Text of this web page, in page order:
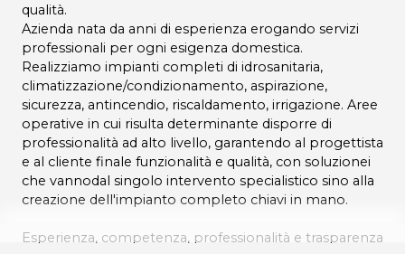
qualità.
Azienda nata da anni di esperienza erogando servizi
professionali per ogni esigenza domestica.
Realizziamo impianti completi di idrosanitaria,
climatizzazione/condizionamento, aspirazione,
sicurezza, antincendio, riscaldamento, irrigazione. Aree
operative in cui risulta determinante disporre di
professionalità ad alto livello, garantendo al progettista
e al cliente finale funzionalità e qualità, con soluzionei
che vannodal singolo intervento specialistico sino alla
creazione dell'impianto completo chiavi in mano.
Esperienza, competenza, professionalità e trasparenza